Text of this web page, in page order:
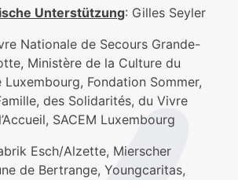
Unterstützung: Gilles Seyler
Nationale de Secours Grande-
Ministère de la Culture du
Luxembourg, Fondation Sommer,
des Solidarités, du Vivre
SACEM Luxembourg
Esch/Alzette, Mierscher
de Bertrange, Youngcaritas,